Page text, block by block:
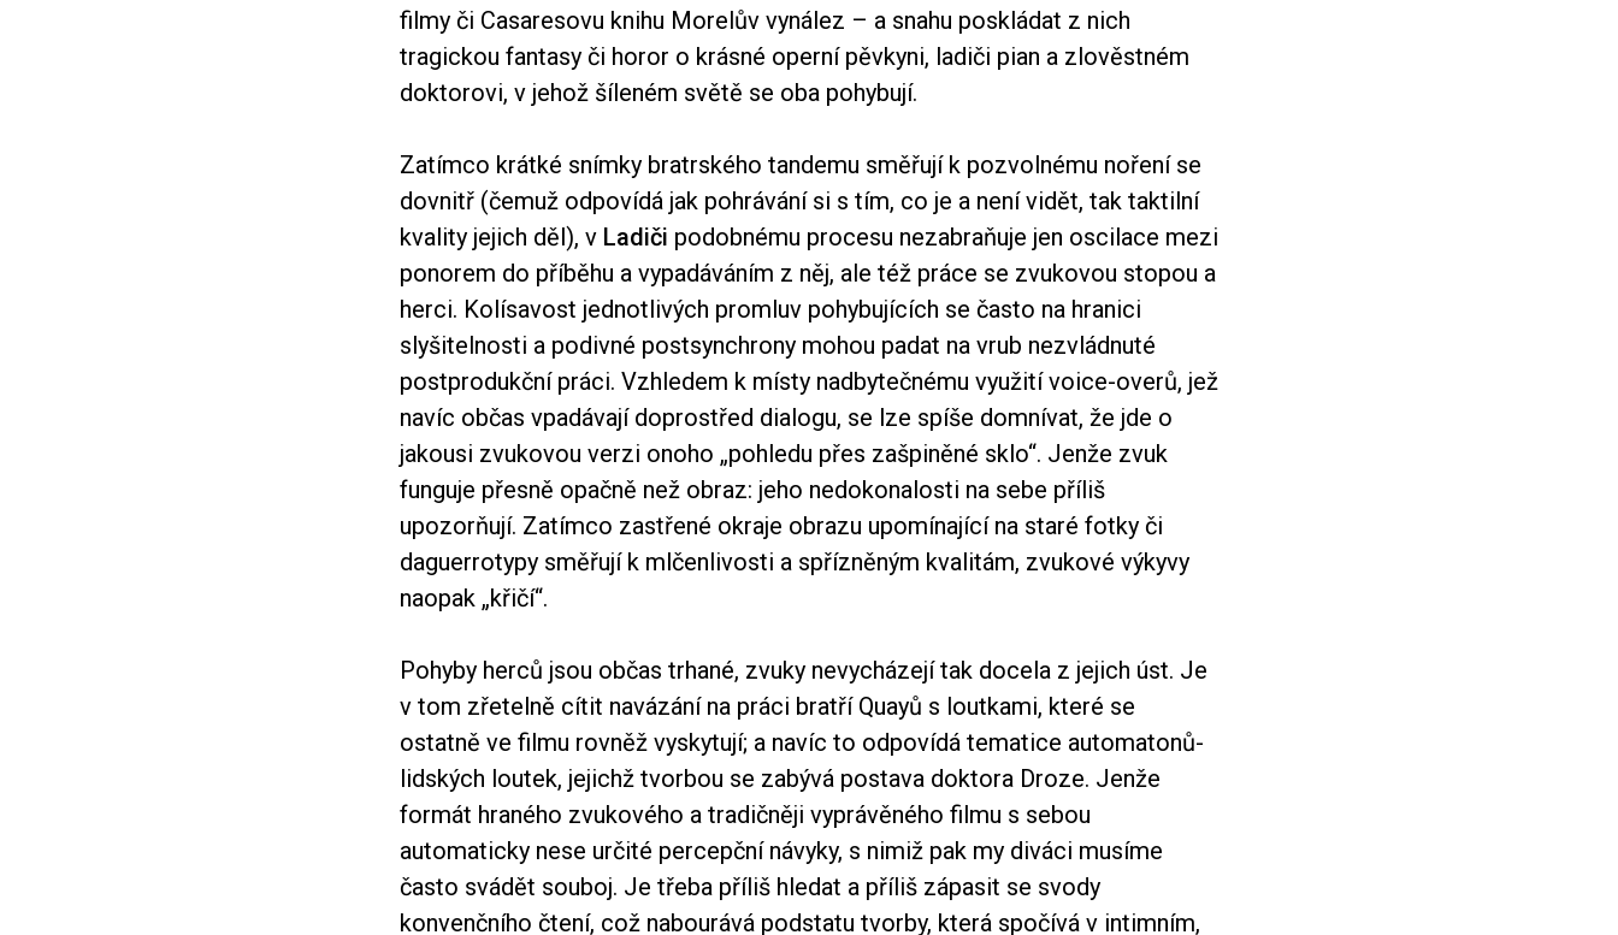
filmy či Casaresovu knihu Morelův vynález – a snahu poskládat z nich
tragickou fantasy či horor o krásné operní pěvkyni, ladiči pian a zlověstném
doktorovi, v jehož šíleném světě se oba pohybují.
Zatímco krátké snímky bratrského tandemu směřují k pozvolnému noření se
dovnitř (čemuž odpovídá jak pohrávání si s tím, co je a není vidět, tak taktilní
kvality jejich děl), v Ladiči podobnému procesu nezabraňuje jen oscilace mezi
ponorem do příběhu a vypadáváním z něj, ale též práce se zvukovou stopou a
herci. Kolísavost jednotlivých promluv pohybujících se často na hranici
slyšitelnosti a podivné postsynchrony mohou padat na vrub nezvládnuté
postprodukční práci. Vzhledem k místy nadbytečnému využití voice-overů, jež
navíc občas vpadávají doprostřed dialogu, se lze spíše domnívat, že jde o
jakousi zvukovou verzi onoho „pohledu přes zašpiněné sklo“. Jenže zvuk
funguje přesně opačně než obraz: jeho nedokonalosti na sebe příliš
upozorňují. Zatímco zastřené okraje obrazu upomínající na staré fotky či
daguerrotypy směřují k mlčenlivosti a spřízněným kvalitám, zvukové výkyvy
naopak „křičí“.
Pohyby herců jsou občas trhané, zvuky nevycházejí tak docela z jejich úst. Je
v tom zřetelně cítit navázání na práci bratří Quayů s loutkami, které se
ostatně ve filmu rovněž vyskytují; a navíc to odpovídá tematice automatonů-
lidských loutek, jejichž tvorbou se zabývá postava doktora Droze. Jenže
formát hraného zvukového a tradičněji vyprávěného filmu s sebou
automaticky nese určité percepční návyky, s nimiž pak my diváci musíme
často svádět souboj. Je třeba příliš hledat a příliš zápasit se svody
konvenčního čtení, což nabourává podstatu tvorby, která spočívá v intimním,